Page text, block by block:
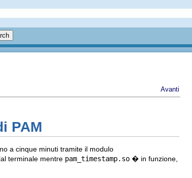
Avanti
PAM
a cinque minuti tramite il modulo
terminale mentre pam_timestamp.so � in funzione,